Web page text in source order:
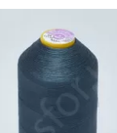
Туреччина
100% CF nylon